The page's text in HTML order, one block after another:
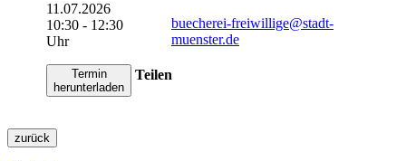
11.07.2026
10:30 - 12:30
Uhr
Termin
herunterladen
buecherei-freiwillige@stadt-
muenster.de
Teilen
zurück